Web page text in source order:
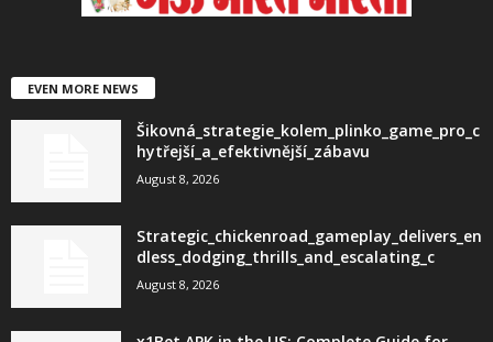
EVEN MORE NEWS
Šikovná_strategie_kolem_plinko_game_pro_c
hytřejší_a_efektivnější_zábavu
August 8, 2026
Strategic_chickenroad_gameplay_delivers_en
dless_dodging_thrills_and_escalating_c
August 8, 2026